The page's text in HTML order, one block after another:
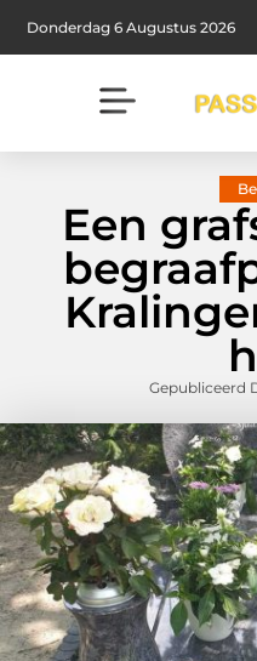
Donderdag 6 Augustus 2026
Een
Gepubliceerd